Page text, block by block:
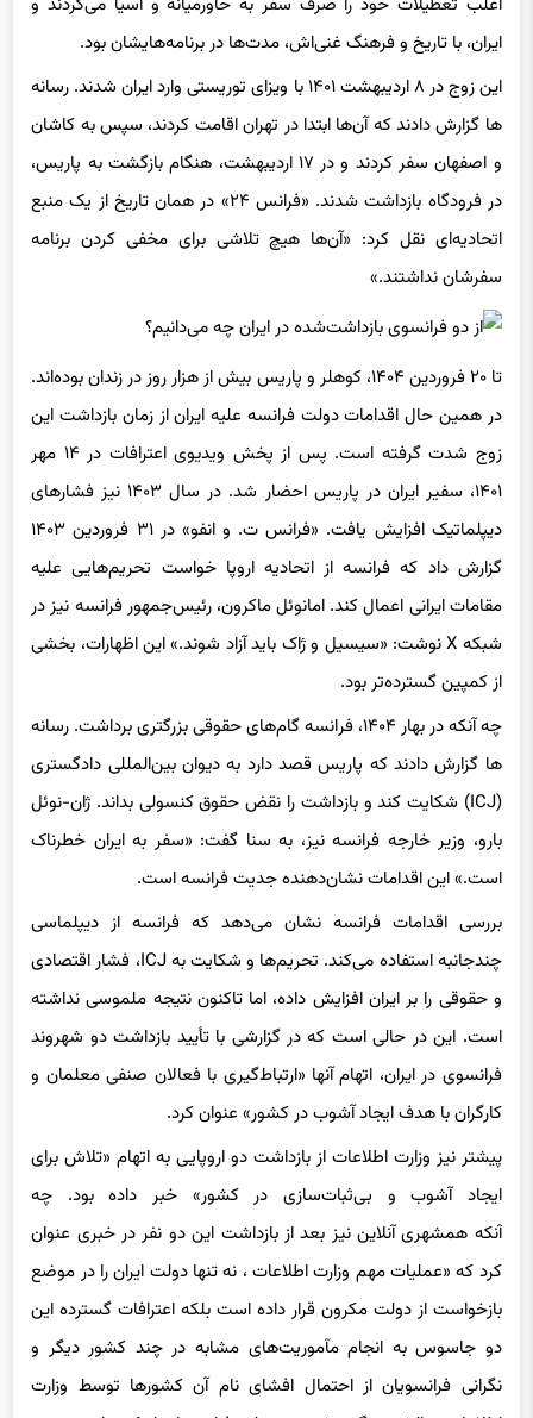
ایران، با تاریخ و فرهنگ غنی‌اش، مدت‌ها در برنامه‌هایشان بود.
این زوج در ۸ اردیبهشت ۱۴۰۱ با ویزای توریستی وارد ایران شدند. رسانه
ها گزارش دادند که آن‌ها ابتدا در تهران اقامت کردند، سپس به کاشان
و اصفهان سفر کردند و در ۱۷ اردیبهشت، هنگام بازگشت به پاریس،
در فرودگاه بازداشت شدند. «فرانس ۲۴» در همان تاریخ از یک منبع
اتحادیه‌ای نقل کرد: «آن‌ها هیچ تلاشی برای مخفی کردن برنامه
سفرشان نداشتند.»
تا ۲۰ فروردین ۱۴۰۴، کوهلر و پاریس بیش از هزار روز در زندان بوده‌اند.
در همین حال اقدامات دولت فرانسه علیه ایران از زمان بازداشت این
زوج شدت گرفته است. پس از پخش ویدیوی اعترافات در ۱۴ مهر
۱۴۰۱، سفیر ایران در پاریس احضار شد. در سال ۱۴۰۳ نیز فشارهای
دیپلماتیک افزایش یافت. «فرانس ت. و انفو» در ۳۱ فروردین ۱۴۰۳
گزارش داد که فرانسه از اتحادیه اروپا خواست تحریم‌هایی علیه
مقامات ایرانی اعمال کند. امانوئل ماکرون، رئیس‌جمهور فرانسه نیز در
شبکه X نوشت: «سیسیل و ژاک باید آزاد شوند.» این اظهارات، بخشی
از کمپین گسترده‌تر بود.
چه آنکه در بهار ۱۴۰۴، فرانسه گام‌های حقوقی بزرگتری برداشت. رسانه
ها گزارش دادند که پاریس قصد دارد به دیوان بین‌المللی دادگستری
(ICJ) شکایت کند و بازداشت را نقض حقوق کنسولی بداند. ژان-نوئل
بارو، وزیر خارجه فرانسه نیز، به سنا گفت: «سفر به ایران خطرناک
است.» این اقدامات نشان‌دهنده جدیت فرانسه است.
بررسی اقدامات فرانسه نشان می‌دهد که فرانسه از دیپلماسی
چندجانبه استفاده می‌کند. تحریم‌ها و شکایت به ICJ، فشار اقتصادی
و حقوقی را بر ایران افزایش داده، اما تاکنون نتیجه ملموسی نداشته
است. این در حالی است که در گزارشی با تأیید بازداشت دو شهروند
فرانسوی در ایران، اتهام آنها «ارتباط‌گیری با فعالان صنفی معلمان و
کارگران با هدف ایجاد آشوب در کشور» عنوان کرد.
پیشتر نیز وزارت اطلاعات از بازداشت دو اروپایی به اتهام «تلاش برای
ایجاد آشوب و بی‌ثبات‌سازی در کشور» خبر داده بود. چه
آنکه همشهری آنلاین نیز بعد از بازداشت این دو نفر در خبری عنوان
کرد که «عملیات مهم وزارت اطلاعات ، نه تنها دولت ایران را در موضع
بازخواست از دولت مکرون قرار داده است بلکه اعترافات گسترده این
دو جاسوس به انجام مآموریت‌های مشابه در چند کشور دیگر و
نگرانی فرانسویان از احتمال افشای نام آن کشورها توسط وزارت
اطلاعات، چالشی بزرگ پیش روی دولت فرانسه ایجاد کرده است.»